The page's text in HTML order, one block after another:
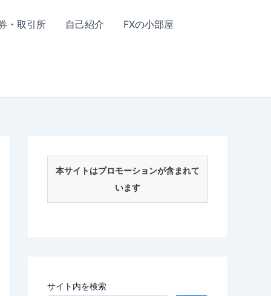
・取引所 自己紹介 FXの小部屋
本サイトはプロモーションが含まれて
います
サイト内を検索